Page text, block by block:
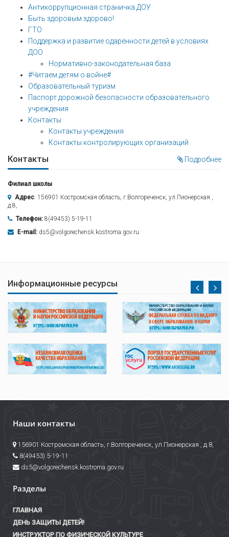
Антикоррупционная страничка ДОУ
Быть здоровым здорово!
ГТО
Поддержка и развитие одарённости детей в условиях
ДОО
Нормативно-законодательная база
#Читаем детям о войне#
Образовательный туризм
Паспорт дорожной безопасности образовательного
учреждения
Контакты
Контакты учреждения
Контакты контролирующих организаций
Контакты Подробнее
Филиал школы
Адрес: 156901 Костромская область, г.Волгореченск, ул.Пионерская ,
д.8,
Телефон: 8(49453) 5-19-11
E-mail: ds5@volgorechensk.kostroma.gov.ru
Информационные ресурсы
Наши контакты
156901 Костромская область, г.Волгореченск, ул.Пионерская , д.8,
8(49453) 5-19-11
ds5@volgorechensk.kostroma.gov.ru
Разделы
ГЛАВНАЯ
ДЕНЬ ЗАЩИТЫ ДЕТЕЙ!
ИНСТРУКТОР ПО ФИЗИЧЕСКОЙ КУЛЬТУРЕ